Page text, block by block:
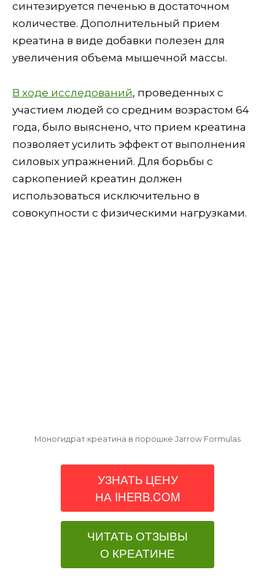
синтезируется печенью в достаточном
количестве. Дополнительный прием
креатина в виде добавки полезен для
увеличения объема мышечной массы.
В ходе исследований, проведенных с
участием людей со средним возрастом 64
года, было выяснено, что прием креатина
позволяет усилить эффект от выполнения
силовых упражнений. Для борьбы с
саркопенией креатин должен
использоваться исключительно в
совокупности с физическими нагрузками.
Моногидрат креатина в порошке Jarrow Formulas
УЗНАТЬ ЦЕНУ
НА IHERB.COM
ЧИТАТЬ ОТЗЫВЫ
О КРЕАТИНЕ